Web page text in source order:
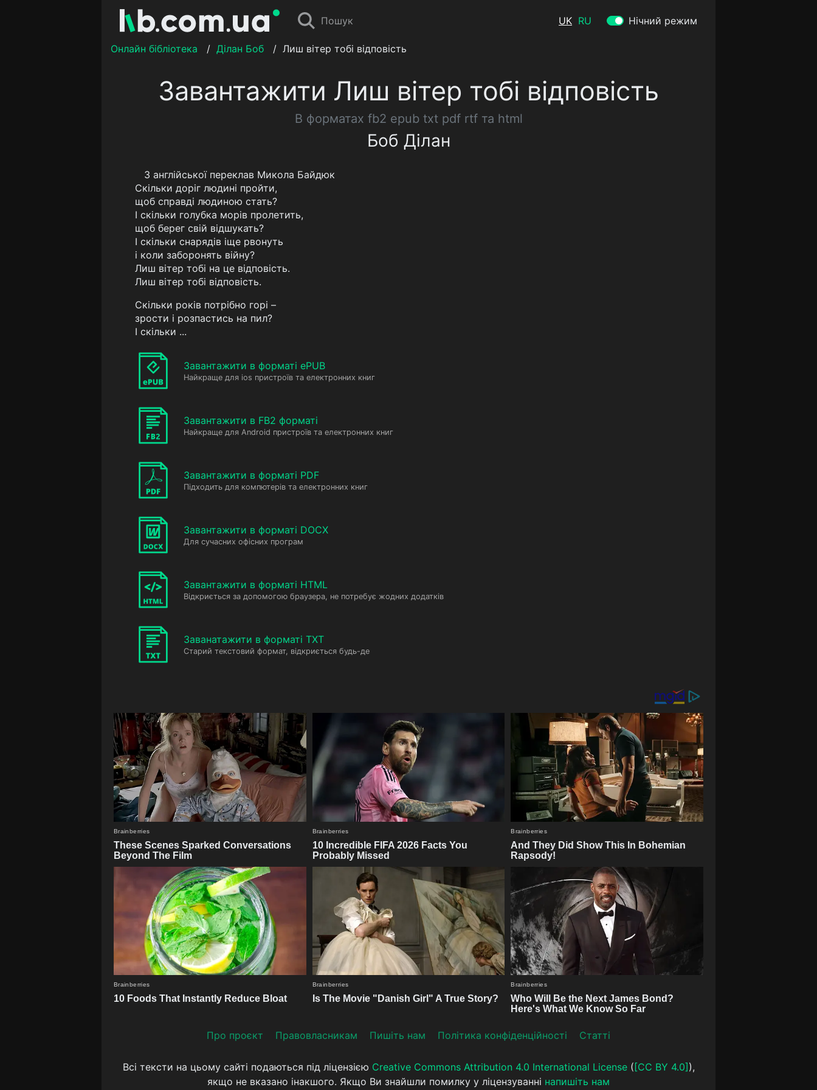
Пошук UK RU Нічний режим
Онлайн бібліотека / Ділан Боб / Лиш вітер тобі відповість
Завантажити Лиш вітер тобі відповість
В форматах fb2 epub txt pdf rtf та html
Боб Ділан
З англійської переклав Микола Байдюк
Скільки доріг людині пройти,
щоб справді людиною стать?
І скільки голубка морів пролетить,
щоб берег свій відшукать?
І скільки снарядів іще рвонуть
і коли заборонять війну?
Лиш вітер тобі на це відповість.
Лиш вітер тобі відповість.
Скільки років потрібно горі –
зрости і розпастись на пил?
І скільки ...
Завантажити в форматі ePUB
Найкраще для ios пристроїв та електронних книг
Завантажити в FB2 форматі
Найкраще для Android пристроїв та електронних книг
Завантажити в форматі PDF
Підходить для компютерів та електронних книг
Завантажити в форматі DOCX
Для сучасних офісних програм
Завантажити в форматі HTML
Відкриється за допомогою браузера, не потребує жодних додатків
Заванатажити в форматі TXT
Старий текстовий формат, відкриється будь-де
Про проєкт Прaвoвлaсникaм Пишіть нам Політика конфіденційності Статті
Всі тексти на цьому сайті подаються під ліцензією Creative Commons Attribution 4.0 International License( [CC BY 4.0] ),
якщо не вказано інакшого. Якщо Ви знайшли помилку у ліцензуванні напишіть нам